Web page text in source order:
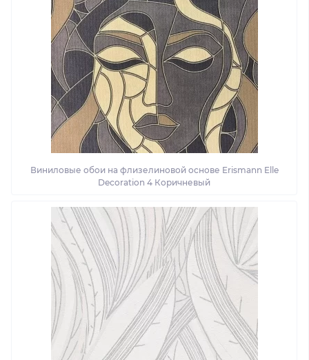
Виниловые обои на флизелиновой основе Erismann Elle
Decoration 4 Коричневый